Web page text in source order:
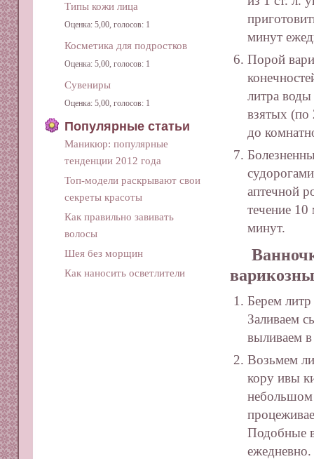
минут
Порой
литра
взятых (по
до
аптечной
течение
минут.
Берем
Заливаем
выливаем
Возьмем
кору ивы
небольшом
Подобные
ежедневно.
Типы кожи лица
Оценка: 5,00, голосов: 1
Косметика для подростков
Оценка: 5,00, голосов: 1
Сувениры
Оценка: 5,00, голосов: 1
Популярные статьи
Маникюр: популярные
тенденции 2012 года
Топ-модели раскрывают свои
секреты красоты
Как правильно завивать
волосы
Шея без морщин
Как наносить осветлители